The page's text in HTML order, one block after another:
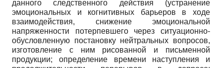
данного следственного действия (устранение
эмоциональных и когнитивных барьеров в ходе
взаимодействия, снижение эмоциональной
напряженности потерпевшего через ситуационно-
обусловленную постановку нейтральных вопросов,
изготовление с ним рисованной и письменной
продукции; определение времени наступления и